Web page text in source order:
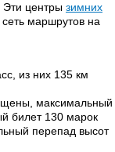
Эти центры зимних
маршрутов на
из них 135 км
максимальный
билет 130 марок
перепад высот